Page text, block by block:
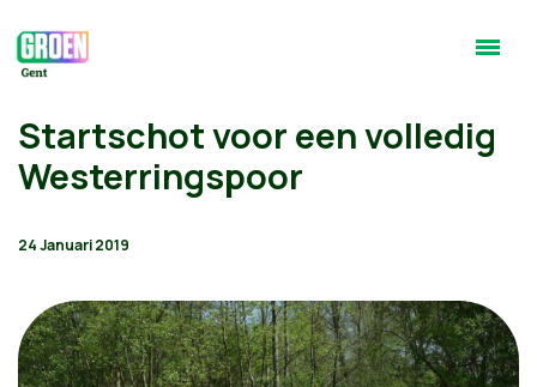
Startschot voor een volledig
Westerringspoor
24 Januari 2019